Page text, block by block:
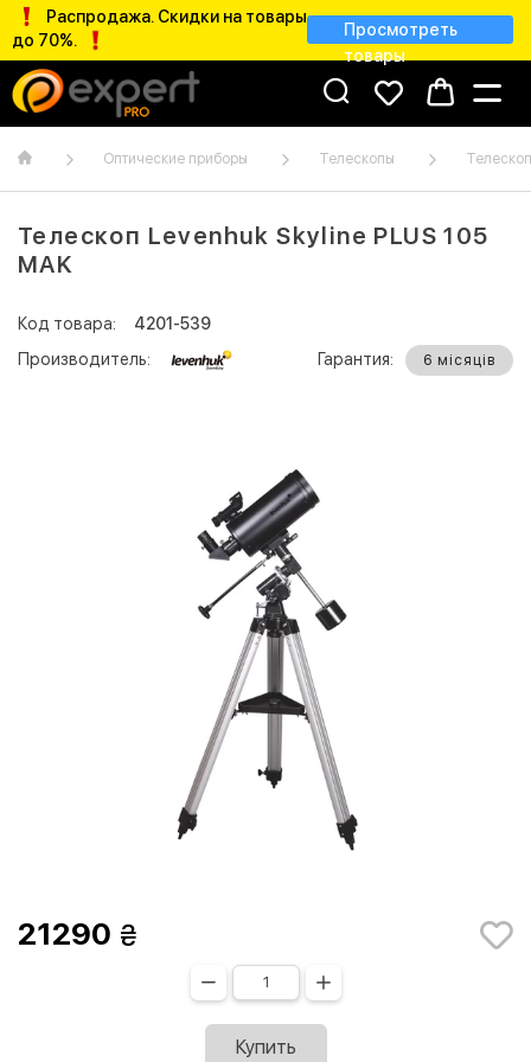
Распродажа. Скидки на товары
до 70%.
Просмотреть
товары
Оптические приборы Телескопы
Телескоп Levenhuk Skyline PLUS 105
MAK
Код товара:
4201-539
Производитель:
Гарантия: 6 місяців
21290
Купить